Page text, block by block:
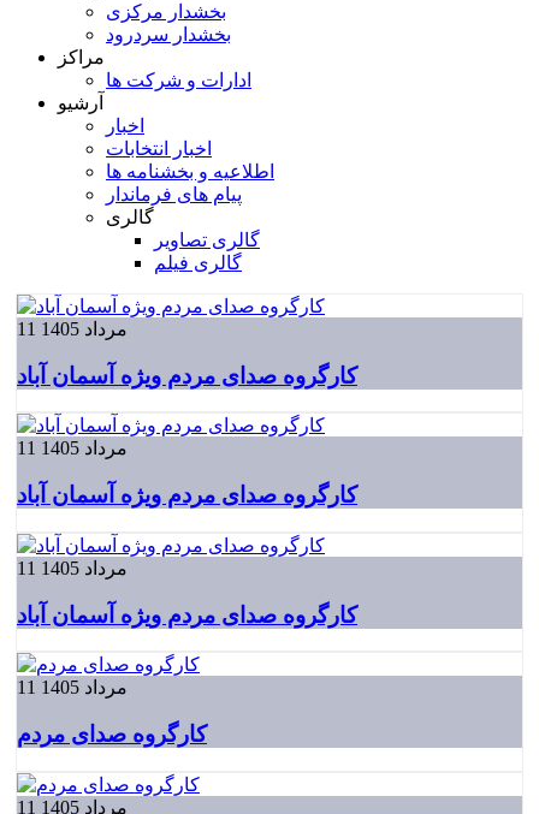
بخشدار مرکزی
بخشدار سردرود
مراکز
ادارات و شرکت ها
آرشیو
اخبار
اخبار انتخابات
اطلاعیه و بخشنامه ها
پیام های فرماندار
گالری
گالری تصاویر
گالری فیلم
11 مرداد 1405
کارگروه صدای مردم ویژه آسمان آباد
11 مرداد 1405
کارگروه صدای مردم ویژه آسمان آباد
11 مرداد 1405
کارگروه صدای مردم ویژه آسمان آباد
11 مرداد 1405
کارگروه صدای مردم
11 مرداد 1405